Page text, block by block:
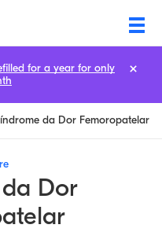
da Dor Femoropatelar
Dor
for a year for only